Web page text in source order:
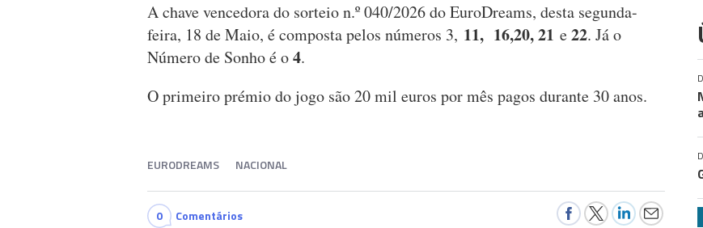
A chave vencedora do sorteio n.º 040/2026 do EuroDreams, desta segunda-
feira, 18 de Maio, é composta pelos números 3, 11, 16,20, 21 e22. Já o
Número de Sonho é o4.
O primeiro prémio do jogo são 20 mil euros por mês pagos durante 30 anos.
EURODREAMS NACIONAL
0 Comentários